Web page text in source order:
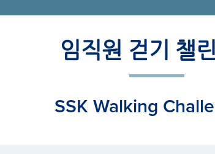
임직원 걷기 챌
SSK Walking